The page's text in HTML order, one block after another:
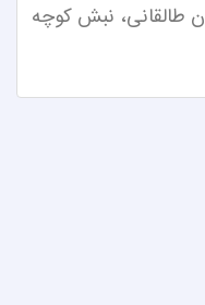
طالقانی، نبش کوچه